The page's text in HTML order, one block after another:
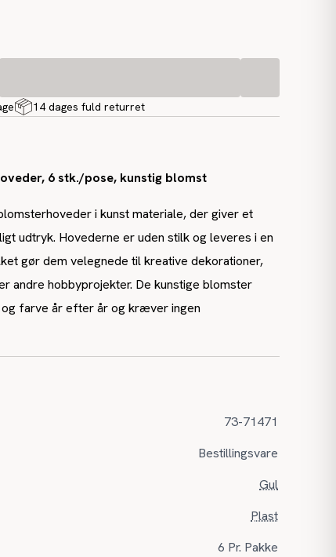
14 dages fuld returret
6 stk./pose, kunstig blomst
i kunst materiale, der giver et
udtryk. Hovederne er uden stilk og leveres i en
gør dem velegnede til kreative dekorationer,
andre hobbyprojekter. De kunstige blomster
farve år efter år og kræver ingen
73-71471
Bestillingsvare
Gul
Plast
6 Pr. Pakke